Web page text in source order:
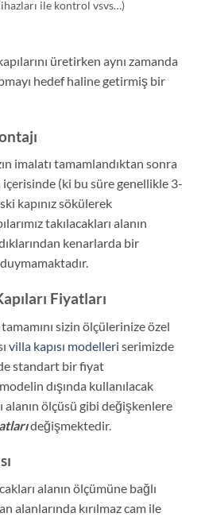
ile kontrol vsvs…)
üretirken aynı zamanda
hedef haline getirmiş bir
imalatı tamamlandıktan sonra
içerisinde (ki bu süre genellikle 3-
kapınız sökülerek
takılacakları alanın
kenarlarda bir
Fiyatları
sizin ölçülerinize özel
villa kapısı modelleri serimizde
standart bir fiyat
dışında kullanılacak
alanın ölçüsü gibi değişkenlere
değişmektedir.
alanın ölçümüne bağlı
alanlarında kırılmaz cam ile